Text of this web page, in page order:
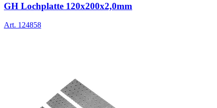
GH Lochplatte 120x200x2,0mm
Art. 124858